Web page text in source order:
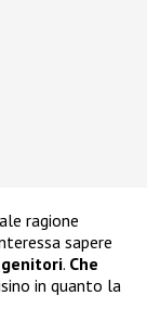
ragione
sapere
genitori. Che
in quanto la